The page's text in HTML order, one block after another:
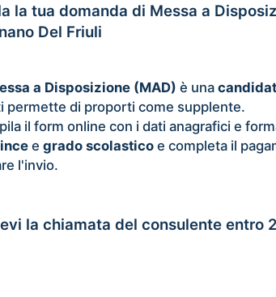
la tua domanda di Messa a
Del Friuli
a Disposizione (MAD) è una
permette di proporti come supplente.
il form online con i dati anagrafici e
egrado scolastico e completa il
l'invio.
la chiamata del consulente entro